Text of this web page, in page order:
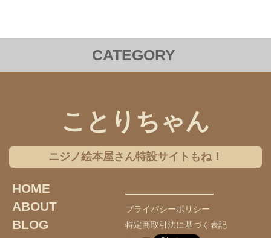
CATEGORY
洋服 バッグ ステーショナリー 雑貨
iPhoneケース Androidケース
ギフトセット アクセサリー
オンライン限定商品
セキセイインコ 文鳥
ことりちゃん
ニジノ絵本屋さん特設サイトもね！
HOME
ABOUT
BLOG
プライバシーポリシー
特定商取引法に基づく表記